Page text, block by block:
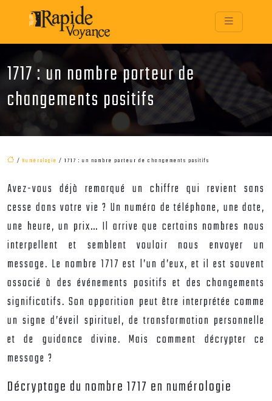
1717 : un nombre porteur de
changements positifs
/ Numérologie / 1717 : un nombre porteur de changements positifs
Avez-vous déjà remarqué un chiffre qui revient sans
cesse dans votre vie ? Un numéro de téléphone, une date,
une heure, un prix… Il arrive que certains nombres nous
interpellent et semblent vouloir nous envoyer un
message. Le nombre 1717 est l’un d’eux, et il est souvent
associé à des événements positifs et des changements
significatifs. Son apparition peut être interprétée comme
un signe d’éveil spirituel, de transformation personnelle
et de guidance divine. Mais comment décrypter ce
message ?
Décryptage du nombre 1717 en numérologie